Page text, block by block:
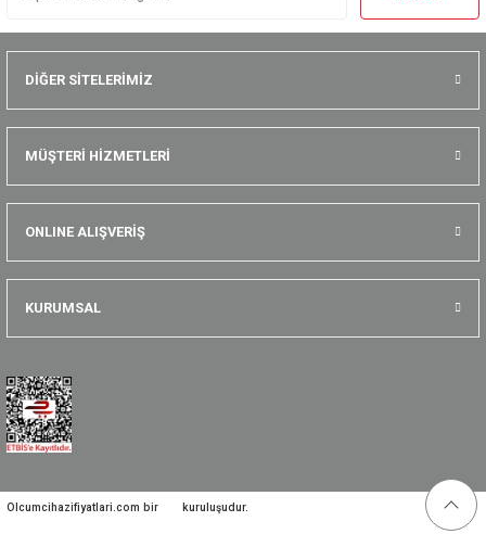
DİĞER SİTELERİMİZ
MÜŞTERİ HİZMETLERİ
ONLINE ALIŞVERİŞ
KURUMSAL
Olcumcihazifiyatlari.com bir kuruluşudur.